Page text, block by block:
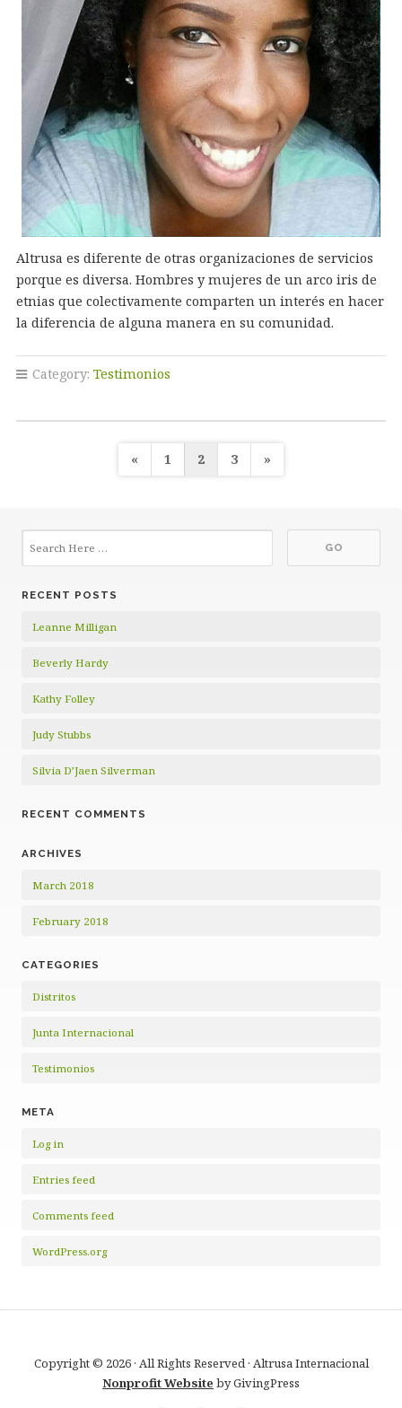
Altrusa es diferente de otras organizaciones de servicios
porque es diversa. Hombres y mujeres de un arco iris de
etnias que colectivamente comparten un interés en hacer
la diferencia de alguna manera en su comunidad.
Category: Testimonios
Posts
« 1 2 3 »
RECENT POSTS
Leanne Milligan
Beverly Hardy
Kathy Folley
Judy Stubbs
Silvia D’Jaen Silverman
RECENT COMMENTS
ARCHIVES
March 2018
February 2018
CATEGORIES
Distritos
Junta Internacional
Testimonios
META
Log in
Entries feed
Comments feed
WordPress.org
Copyright © 2026 · All Rights Reserved · Altrusa Internacional
Nonprofit Website by GivingPress